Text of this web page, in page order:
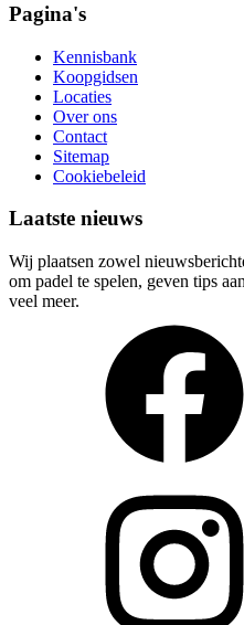
Pagina's
Kennisbank
Koopgidsen
Locaties
Over ons
Contact
Sitemap
Cookiebeleid
Laatste nieuws
Wij plaatsen zowel
om padel te spelen, geven tips
veel meer.